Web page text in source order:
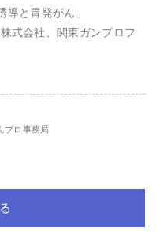
と胃発がん」
式会社、関東ガンプロフ
プロ事務局